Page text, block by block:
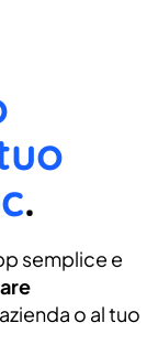
.
semplice e
o al tuo